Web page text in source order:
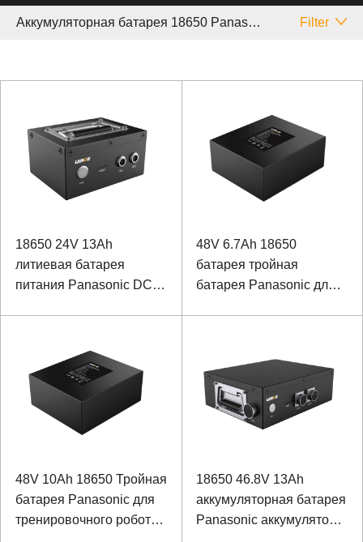
Аккумуляторная батарея 18650 Panasonic Filter
18650 24V 13Ah
литиевая батарея
питания Panasonic DC-
48V 6.7Ah 18650
батарея тройная
батарея Panasonic для
48V 10Ah 18650 Тройная
батарея Panasonic для
тренировочного робота
18650 46.8V 13Ah
аккумуляторная батарея
Panasonic аккумулятор